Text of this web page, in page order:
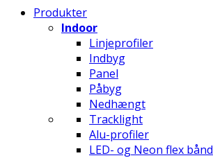
Produkter
Indoor
Linjeprofiler
Indbyg
Panel
Påbyg
Nedhængt
Tracklight
Alu-profiler
LED- og Neon flex bånd